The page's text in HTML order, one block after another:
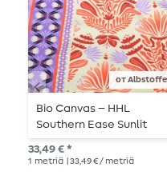
от Albstoffe
Bio Canvas – HHL
Southern Ease Sunlit
Botanica beige-
punainen
33,49 € *
1 metriä | 33,49 € / metriä